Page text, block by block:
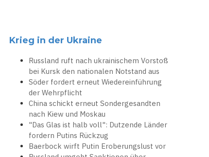
Krieg in der Ukraine
Russland ruft nach ukrainischem Vorstoß
bei Kursk den nationalen Notstand aus
Söder fordert erneut Wiedereinführung
der Wehrpflicht
China schickt erneut Sondergesandten
nach Kiew und Moskau
"Das Glas ist halb voll": Dutzende Länder
fordern Putins Rückzug
Baerbock wirft Putin Eroberungslust vor